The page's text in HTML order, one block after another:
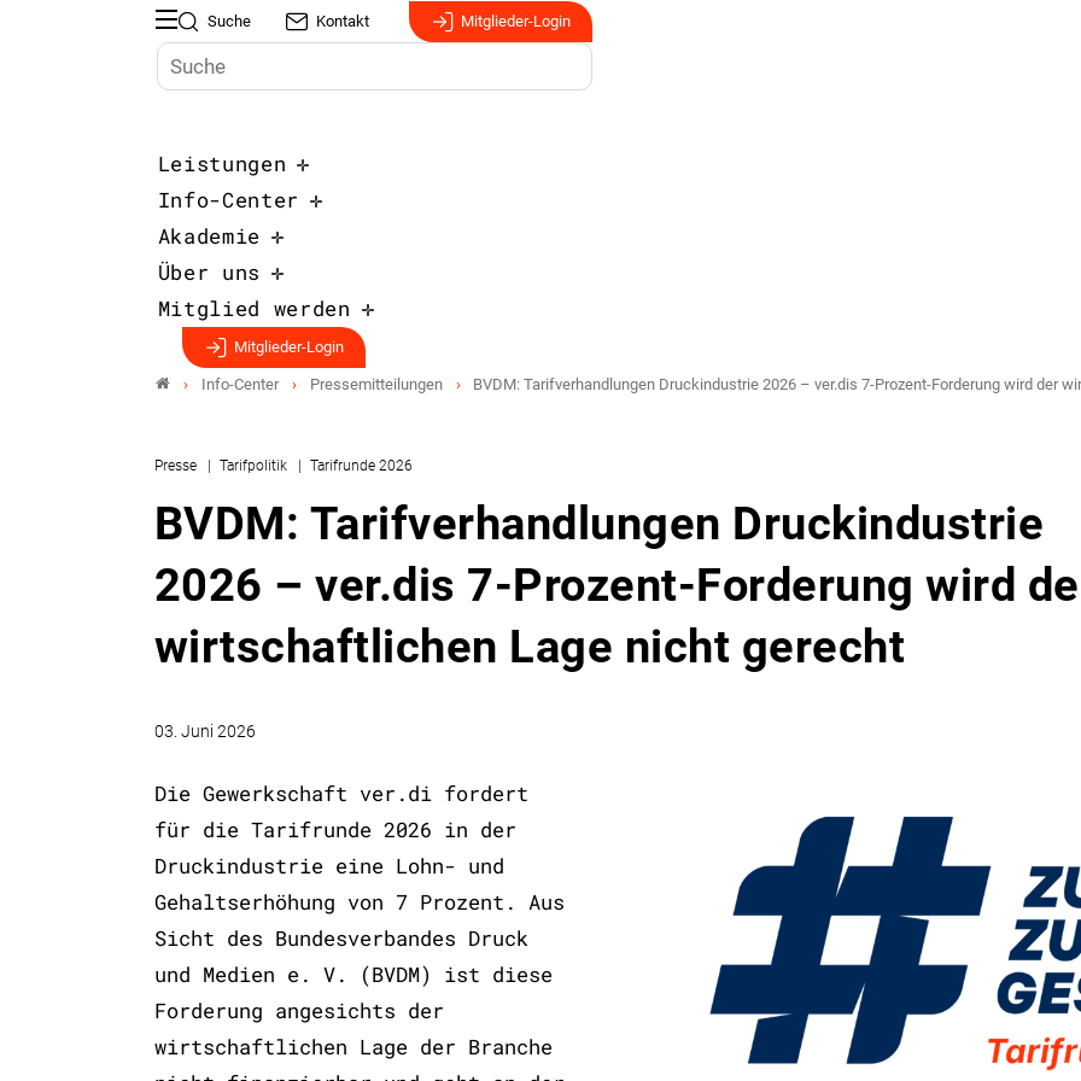
Suche Kontakt Mitglieder-Login
Leistungen
Info-Center
Akademie
Über uns
Mitglied werden
Mitglieder-Login
Info-Center Pressemitteilungen BVDM: Tarifverhandlungen Druckindustrie 2026 – ver.dis 7-Prozent-Forderung wird der
Presse Tarifpolitik Tarifrunde 2026
BVDM: Tarifverhandlungen Druckindustrie
2026 – ver.dis 7-Prozent-Forderung wird
wirtschaftlichen Lage nicht gerecht
03. Juni 2026
Die Gewerkschaft ver.di fordert
für die Tarifrunde 2026 in der
Druckindustrie eine Lohn- und
Gehaltserhöhung von 7 Prozent. Aus
Sicht des Bundesverbandes Druck
und Medien e. V. (BVDM) ist diese
Forderung angesichts der
wirtschaftlichen Lage der Branche